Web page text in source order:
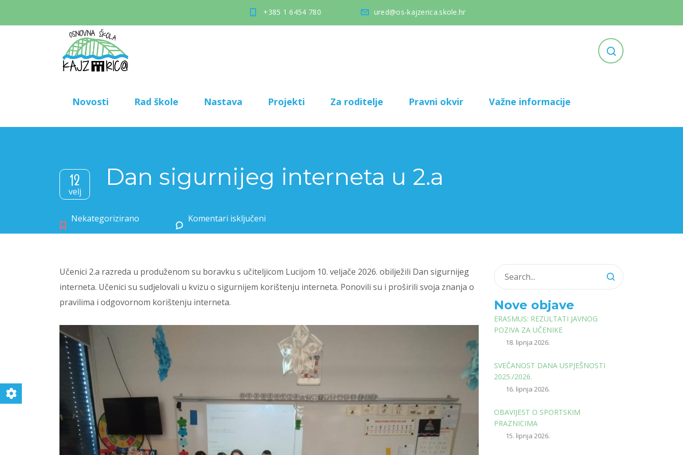
+385 1 6454 780 ured@os-kajzerica.skole.hr
Novosti Rad škole Nastava Projekti Za roditelje Pravni okvir Važne informacije
12
velj
Dan sigurnijeg interneta u 2.a
Nekategorizirano Komentari isključeni
Učenici 2.a razreda u produženom su boravku s učiteljicom Lucijom 10. veljače 2026. obilježili Dan sigurnijeg
interneta. Učenici su sudjelovali u kvizu o sigurnijem korištenju interneta. Ponovili su i proširili svoja znanja o
pravilima i odgovornom korištenju interneta.
Nove objave
ERASMUS: REZULTATI JAVNOG
POZIVA ZA UČENIKE
18. lipnja 2026.
SVEČANOST DANA USPJEŠNOSTI
2025./2026.
16. lipnja 2026.
OBAVIJEST O SPORTSKIM
PRAZNICIMA
15. lipnja 2026.